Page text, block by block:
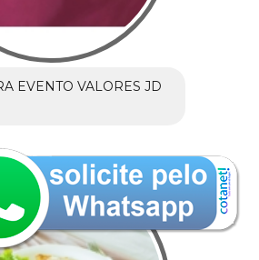
EVENTO VALORES JD